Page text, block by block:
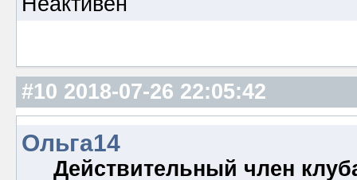
#10 2018-07-26 22:05:42
Ольга14
Действительный член